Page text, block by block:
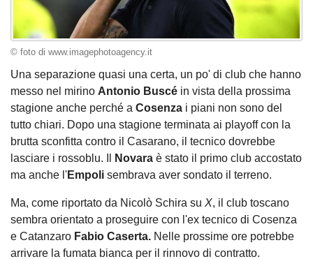
© foto di www.imagephotoagency.it
Una separazione quasi una certa, un po' di club che hanno
messo nel mirino Antonio Buscé in vista della prossima
stagione anche perché a Cosenza i piani non sono del
tutto chiari. Dopo una stagione terminata ai playoff con la
brutta sconfitta contro il Casarano, il tecnico dovrebbe
lasciare i rossoblu. Il
Novara è stato il primo club accostato
ma anche l'Empoli sembrava aver sondato il terreno.
Ma, come riportato da Nicolò Schira su X, il club toscano
sembra orientato a proseguire con l'ex tecnico di Cosenza
e Catanzaro Fabio Caserta. Nelle prossime ore potrebbe
arrivare la fumata bianca per il rinnovo di contratto.